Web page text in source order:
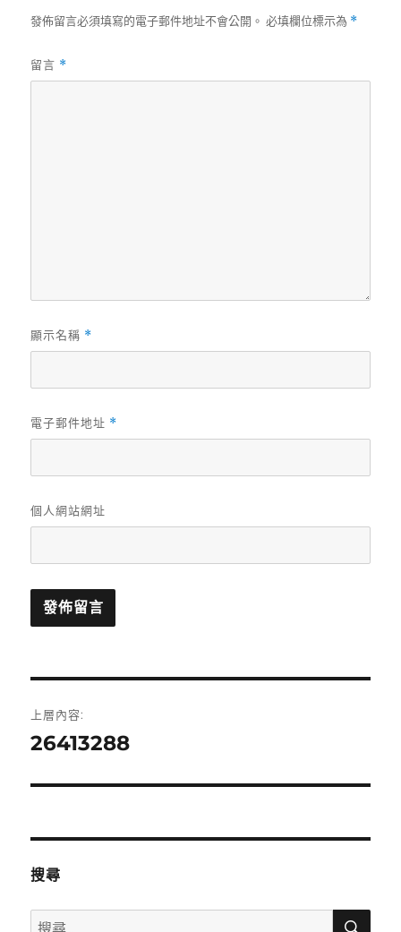
發佈留言必須填寫的電子郵件地址不會公開。 必填欄位標示為 *
留言 *
顯示名稱 *
電子郵件地址 *
個人網站網址
章
上層內容:
26413288
搜尋
搜
搜